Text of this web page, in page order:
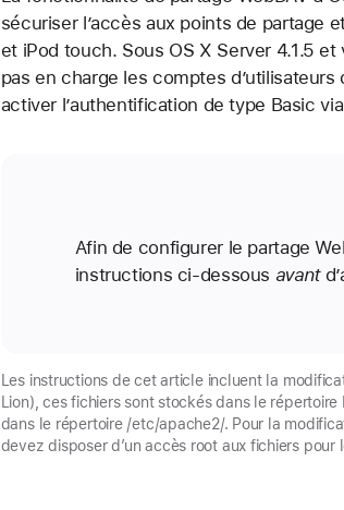
sécuriser l’accès aux points de partage
et iPod touch. Sous OS X Server 4.1.5
pas en charge les comptes
activer l’authentification de type Basic
Afin de configurer le partage
instructions ci-dessous avant
Les instructions de cet article incluent la
Lion), ces fichiers sont stockés dans le
dans le répertoire /etc/apache2/. Pour la
devez disposer d’un accès root aux fichiers